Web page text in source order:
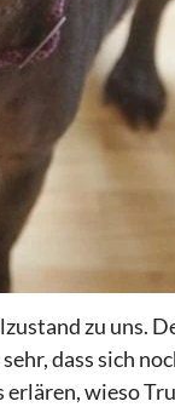
zu uns.
dass sich
wieso